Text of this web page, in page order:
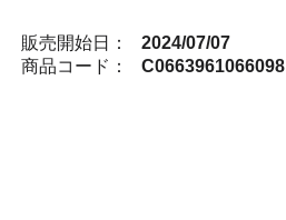
販売開始日：
2024/07/07
商品コード：
C0663961066098